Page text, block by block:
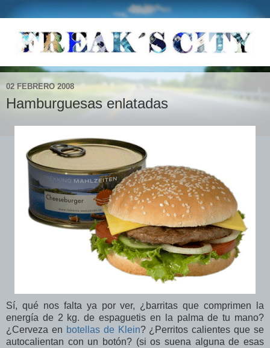
02 FEBRERO 2008
Hamburguesas enlatadas
Sí, qué nos falta ya por ver, ¿barritas que comprimen la
energía de 2 kg. de espaguetis en la palma de tu mano?
¿Cerveza en botellas de Klein? ¿Perritos calientes que se
autocalientan con un botón? (si os suena alguna de esas